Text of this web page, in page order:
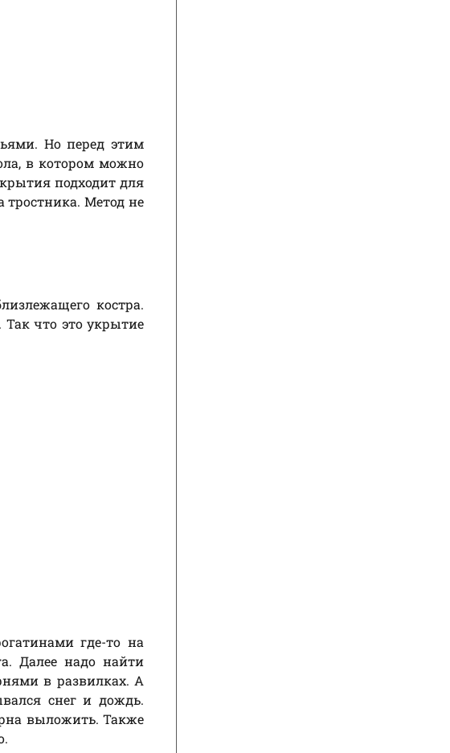
Но перед этим
в котором можно
подходит для
тростника. Метод не
костра.
Так что это укрытие
где-то на
Далее надо найти
в развилках. А
снег и дождь.
выложить. Также